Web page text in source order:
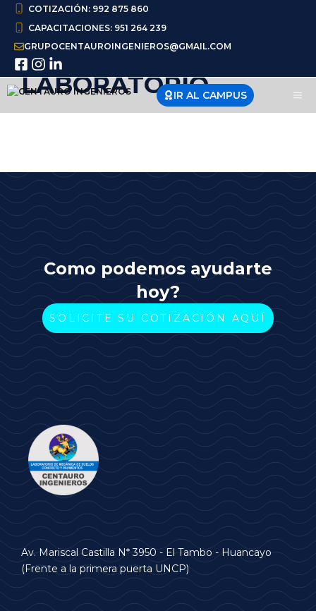
Saltar
contenido
COTIZACIÓN: 992 875 860
CAPACITACIONES: 951 264 239
GRUPOCENTAUROINGENIEROS@GMAIL.COM
IR AL CAMPUS
LABORATORIO
Como podemos ayudarte
hoy?
SOLICITE SU COTIZACIÓN AQUÍ
Av. Mariscal Castilla N* 3950 - El Tambo - Huancayo
(Frente a la primera puerta UNCP)